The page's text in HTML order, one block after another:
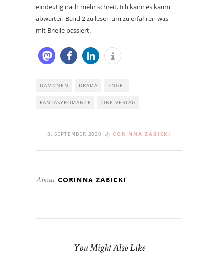
eindeutig nach mehr schreit. Ich kann es kaum
abwarten Band 2 zu lesen um zu erfahren was
mit Brielle passiert.
DÄMONEN DRAMA ENGEL
FANTASYROMANCE ONE VERLAG
8. SEPTEMBER 2020 By CORINNA ZABICKI
About CORINNA ZABICKI
You Might Also Like